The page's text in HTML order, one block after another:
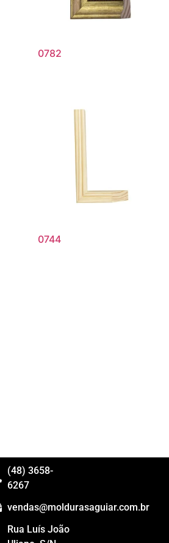
0782
0744
(48) 3658-
6267
vendas@moldurasaguiar.com.br
Rua Luís João